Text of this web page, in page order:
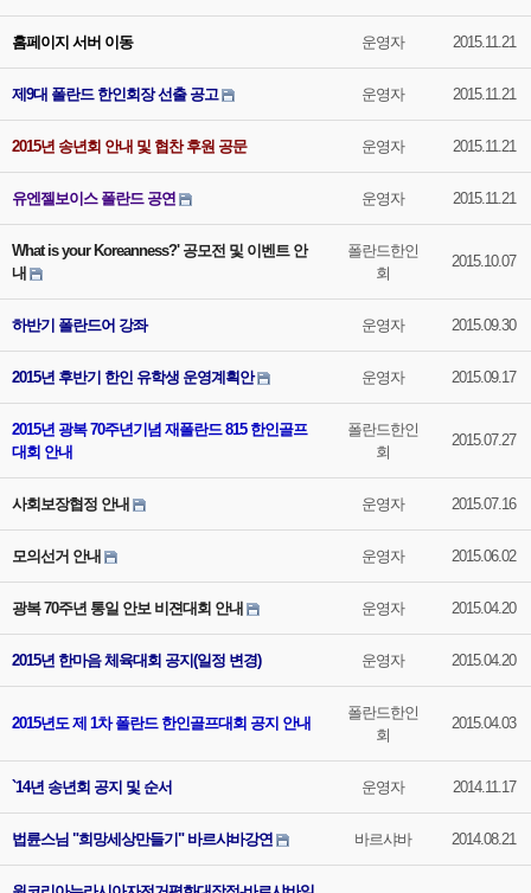
홈페이지 서버 이동 운영자 2015.11.21
제9대 폴란드 한인회장 선출 공고 운영자 2015.11.21
2015년 송년회 안내 및 협찬 후원 공문 운영자 2015.11.21
유엔젤보이스 폴란드 공연 운영자 2015.11.21
What is your Koreanness?' 공모전 및 이벤트 안
내
폴란드한인
회
2015.10.07
하반기 폴란드어 강좌 운영자 2015.09.30
2015년 후반기 한인 유학생 운영계획안 운영자 2015.09.17
2015년 광복 70주년기념 재폴란드 815 한인골프
대회 안내
폴란드한인
회
2015.07.27
사회보장협정 안내 운영자 2015.07.16
모의선거 안내 운영자 2015.06.02
광복 70주년 통일 안보 비젼대회 안내 운영자 2015.04.20
2015년 한마음 체육대회 공지(일정 변경) 운영자 2015.04.20
2015년도 제 1차 폴란드 한인골프대회 공지 안내
폴란드한인
회
2015.04.03
`14년 송년회 공지 및 순서 운영자 2014.11.17
법륜스님 "희망세상만들기" 바르샤바강연 바르샤바 2014.08.21